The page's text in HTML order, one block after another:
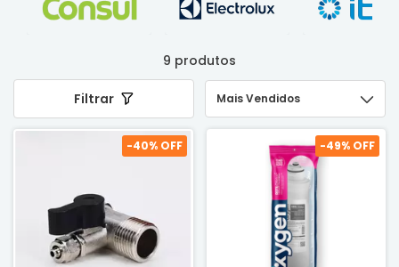
9 produtos
Filtrar
-40% OFF -49% OFF